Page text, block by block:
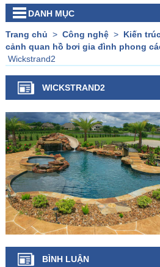
DANH MỤC
Trang chủ > Công nghệ> Kiến
cảnh quan hồ bơi gia đình phong
Wickstrand2
WICKSTRAND2
BÌNH LUẬN